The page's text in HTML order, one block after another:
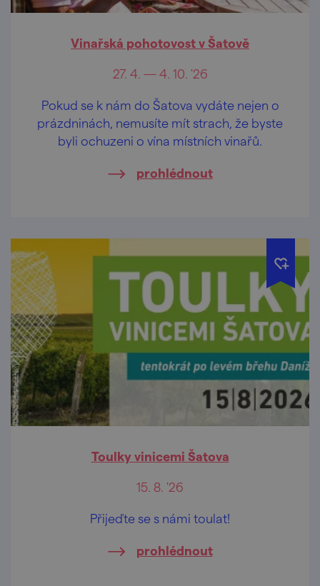
Vinařská pohotovost v Šatově
27. 4. — 4. 10. '26
Pokud se k nám do Šatova vydáte nejen o
prázdninách, nemusíte mít strach, že byste
byli ochuzeni o vína místních vinařů.
prohlédnout
Toulky vinicemi Šatova
15. 8. '26
Přijeďte se s námi toulat!
prohlédnout